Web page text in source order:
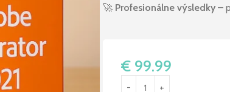
🚀 Profesionálne výsledky–
€99.99